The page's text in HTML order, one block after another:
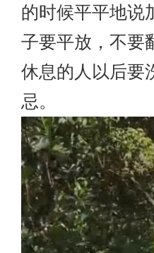
的时候平平地说
子要平放，不要
休息的人以后要
忌。